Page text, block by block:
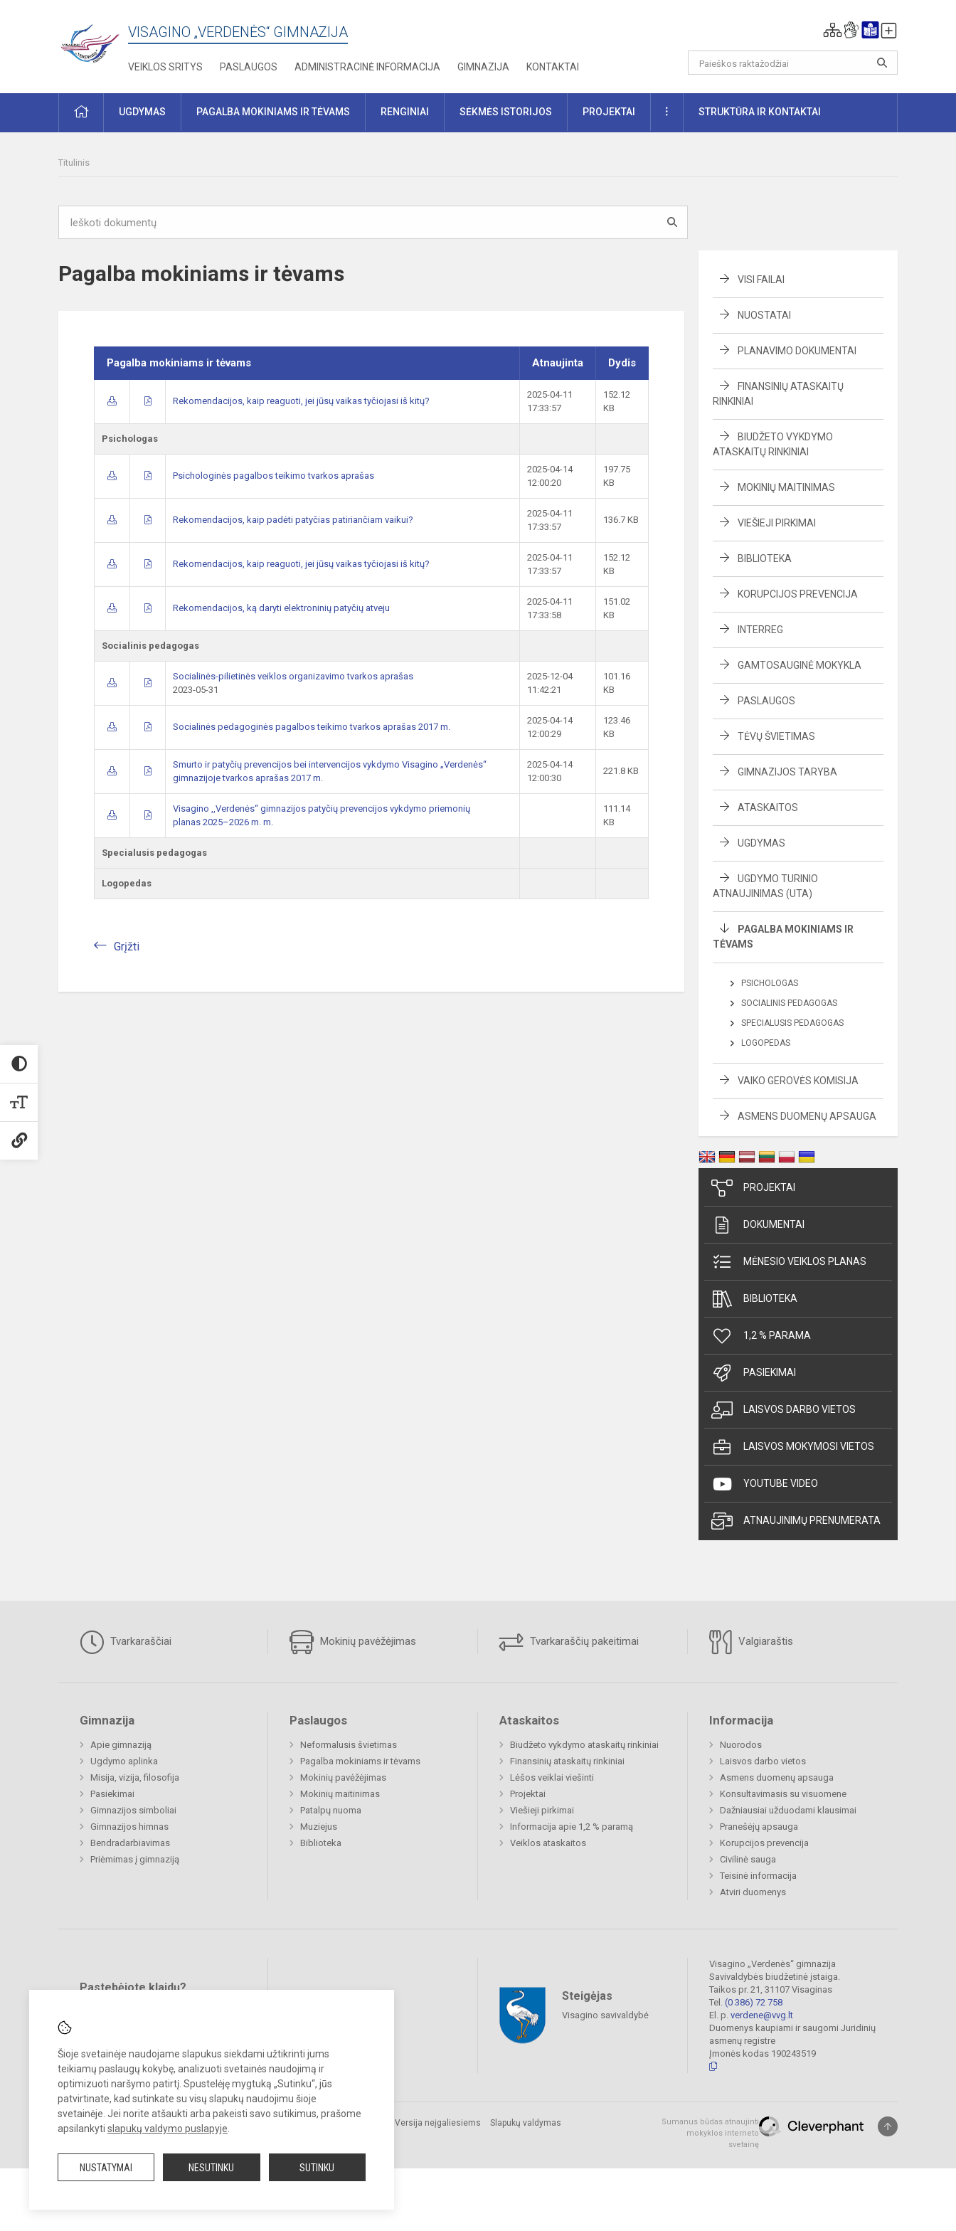
Šioje svetainėje naudojame slapukus siekdami užtikrinti jums
teikiamų paslaugų kokybę, analizuoti svetainės naudojimą ir
optimizuoti naršymo patirtį. Spustelėję mygtuką „Sutinku“, jūs
patvirtinate, kad sutinkate su visų slapukų naudojimu šioje
svetainėje. Jei norite atšaukti arba pakeisti savo sutikimus, prašome
apsilankyti slapukų valdymo puslapyje
NUSTATYMAI NESUTINKU SUTINKU
VISAGINO „VERDENĖS“ GIMNAZIJA
VEIKLOS SRITYS PASLAUGOS ADMINISTRACINĖ INFORMACIJA GIMNAZIJA KONTAKTAI
PRADŽIAUGDYMAS PAGALBA MOKINIAMS IR TĖVAMS RENGINIAI SĖKMĖS ISTORIJOS PROJEKTAI DAUGIAUSTRUKTŪRA IR KONTAKTAI
Titulinis
Pagalba mokiniams ir tėvams
Pagalba mokiniams ir tėvams Atnaujinta Dydis
Rekomendacijos, kaip reaguoti, jei jūsų vaikas tyčiojasi iš kitų?
2025-04-11
17:33:57
152.12
KB
Psichologas
Psichologinės pagalbos teikimo tvarkos aprašas
2025-04-14
12:00:20
197.75
KB
Rekomendacijos, kaip padėti patyčias patiriančiam vaikui?
2025-04-11
17:33:57
136.7 KB
Rekomendacijos, kaip reaguoti, jei jūsų vaikas tyčiojasi iš kitų?
2025-04-11
17:33:57
152.12
KB
Rekomendacijos, ką daryti elektroninių patyčių atveju
2025-04-11
17:33:58
151.02
KB
Socialinis pedagogas
Socialinės-pilietinės veiklos organizavimo tvarkos aprašas
2023-05-31
2025-12-04
11:42:21
101.16
KB
Socialinės pedagoginės pagalbos teikimo tvarkos aprašas 2017 m.
2025-04-14
12:00:29
123.46
KB
Smurto ir patyčių prevencijos bei intervencijos vykdymo Visagino „Verdenės“
gimnazijoje tvarkos aprašas 2017 m.
2025-04-14
12:00:30
221.8 KB
Visagino ,,Verdenės“ gimnazijos patyčių prevencijos vykdymo priemonių
planas 2025–2026 m. m.
111.14
KB
Specialusis pedagogas
Logopedas
Grįžti
VISI FAILAI
NUOSTATAI
PLANAVIMO DOKUMENTAI
FINANSINIŲ ATASKAITŲ
RINKINIAI
BIUDŽETO VYKDYMO
ATASKAITŲ RINKINIAI
MOKINIŲ MAITINIMAS
VIEŠIEJI PIRKIMAI
BIBLIOTEKA
KORUPCIJOS PREVENCIJA
INTERREG
GAMTOSAUGINĖ MOKYKLA
PASLAUGOS
TĖVŲ ŠVIETIMAS
GIMNAZIJOS TARYBA
ATASKAITOS
UGDYMAS
UGDYMO TURINIO
ATNAUJINIMAS (UTA)
PAGALBA MOKINIAMS IR
TĖVAMS
PSICHOLOGAS
SOCIALINIS PEDAGOGAS
SPECIALUSIS PEDAGOGAS
LOGOPEDAS
VAIKO GEROVĖS KOMISIJA
ASMENS DUOMENŲ APSAUGA
PROJEKTAI
DOKUMENTAI
MĖNESIO VEIKLOS PLANAS
BIBLIOTEKA
1,2 % PARAMA
PASIEKIMAI
LAISVOS DARBO VIETOS
LAISVOS MOKYMOSI VIETOS
YOUTUBE VIDEO
ATNAUJINIMŲ PRENUMERATA
Tvarkaraščiai Mokinių pavėžėjimas Tvarkaraščių pakeitimai Valgiaraštis
Gimnazija
Apie gimnaziją
Ugdymo aplinka
Misija, vizija, filosofija
Pasiekimai
Gimnazijos simboliai
Gimnazijos himnas
Bendradarbiavimas
Priėmimas į gimnaziją
Paslaugos
Neformalusis švietimas
Pagalba mokiniams ir tėvams
Mokinių pavėžėjimas
Mokinių maitinimas
Patalpų nuoma
Muziejus
Biblioteka
Ataskaitos
Biudžeto vykdymo ataskaitų rinkiniai
Finansinių ataskaitų rinkiniai
Lėšos veiklai viešinti
Projektai
Viešieji pirkimai
Informacija apie 1,2 % paramą
Veiklos ataskaitos
Informacija
Nuorodos
Laisvos darbo vietos
Asmens duomenų apsauga
Konsultavimasis su visuomene
Dažniausiai užduodami klausimai
Pranešėjų apsauga
Korupcijos prevencija
Civilinė sauga
Teisinė informacija
Atviri duomenys
Pastebėjote klaidų?
Steigėjas
Visagino savivaldybė
Visagino „Verdenės“ gimnazija
Savivaldybės biudžetinė įstaiga.
Taikos pr. 21, 31107 Visaginas
Tel. (0 386) 72 758
El. p. verdene@vvg.lt
Duomenys kaupiami ir saugomi Juridinių
asmenų registre
Įmonės kodas 190243519
© 2022. Visagino „Verdenės“ gimnazija. Visos teisės saugomos.
Kopijuoti turinį be raštiško gimnazijos sutikimo griežtai draudžiama.
Versija neįgaliesiems Slapukų valdymas
Sumanus būdas atnaujinti
mokyklos interneto
svetainę